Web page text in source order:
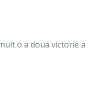
o a doua victorie a